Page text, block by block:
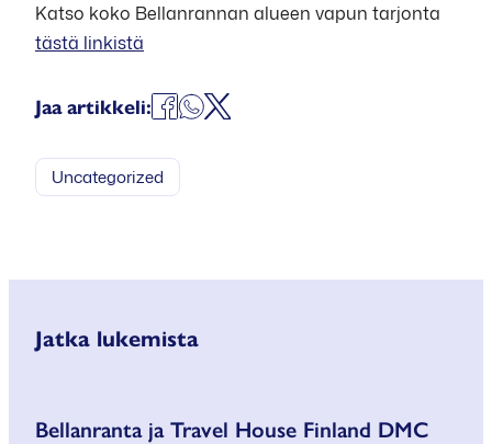
Katso koko Bellanrannan alueen vapun tarjonta
tästä linkistä
Jaa artikkeli: JaaJaaJaa
Uncategorized
Jatka lukemista
Bellanranta ja Travel House Finland DMC